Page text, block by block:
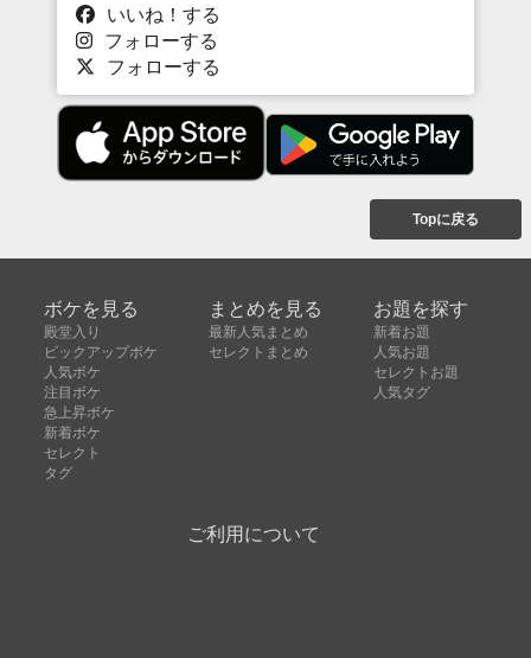
いいね！する
フォローする
フォローする
Topに戻る
ボケを見る
殿堂入り
ピックアップボケ
人気ボケ
注目ボケ
急上昇ボケ
新着ボケ
セレクト
タグ
まとめを見る
最新人気まとめ
セレクトまとめ
お題を探す
新着お題
人気お題
セレクトお題
人気タグ
ご利用について